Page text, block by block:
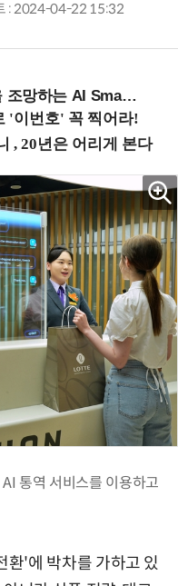
: 2024-04-22 15:32
Summit 2026 (9/11 코엑스)
통역 서비스를 이용하고
환'에 박차를 가하고 있